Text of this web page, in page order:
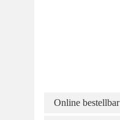
Online bestellbar